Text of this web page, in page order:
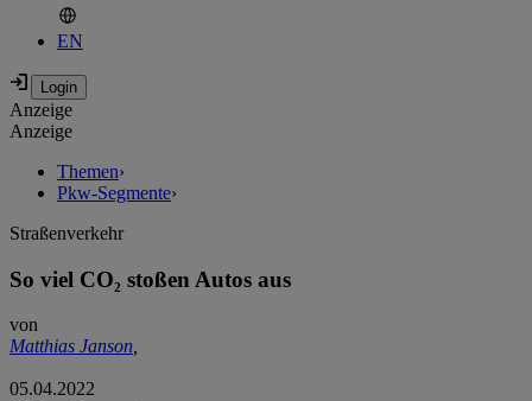
EN
Anzeige
Anzeige
Themen›
Pkw-Segmente›
Straßenverkehr
So viel CO₂ stoßen Autos aus
von
Matthias Janson,
05.04.2022